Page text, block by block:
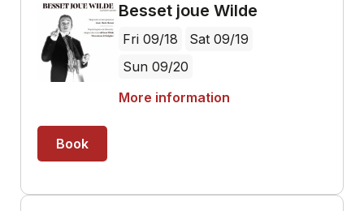
Besset joue Wilde
Fri 09/18
Sat 09/19
Sun 09/20
More information
Book